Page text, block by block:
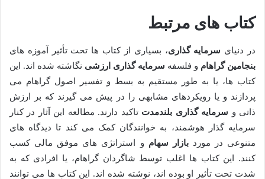
کتاب های مرتبط
در دنیای سرمایه گذاری، بسیاری از کتاب ها تحت تأثیر آموزه های
بنجامین گراهام و فلسفه سرمایه گذاری ارزشی نگاشته شده اند. این
کتاب ها، یا به طور مستقیم به بسط و تفسیر اصول گراهام می
پردازند و یا رویکردهای مشابهی را در پیش می گیرند که بر ارزش
ذاتی و سرمایه گذاری بلندمدت تاکید دارند. مطالعه این آثار در کنار
سرمایه گذار هوشمند، به خوانندگان کمک می کند تا دیدگاه های
متنوعی در موردبازار سهام و استراتژی های موفق مالی کسب
کنند. این کتاب ها اغلب توسط شاگردان گراهام، یا افرادی که به
شدت تحت تأثیر او بوده اند، نوشته شده اند. این کتاب ها می توانند